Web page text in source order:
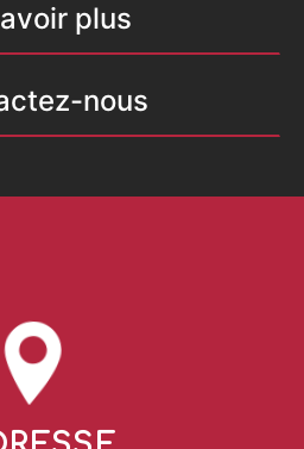
plus
nous